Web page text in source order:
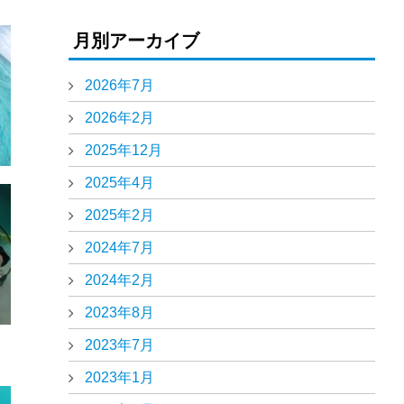
月別アーカイブ
2026年7月
2026年2月
2025年12月
2025年4月
2025年2月
2024年7月
2024年2月
2023年8月
2023年7月
2023年1月